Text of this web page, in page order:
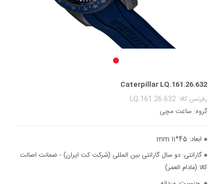
Caterpillar LQ.161.26.632
رفرنس کالا: LQ.161.26.632
گروه: ساعت مچی
ابعاد:
گارانتی: دو سال گارانتی بین المللی (شرکت کت ایران) - ضمانت اصالت
کالا (مادام العمر)